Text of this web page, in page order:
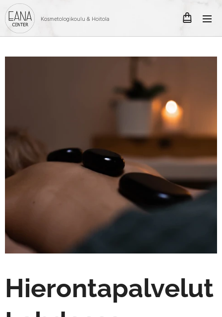
Kosmetologikoulu & Hoitola
Hierontapalvelut